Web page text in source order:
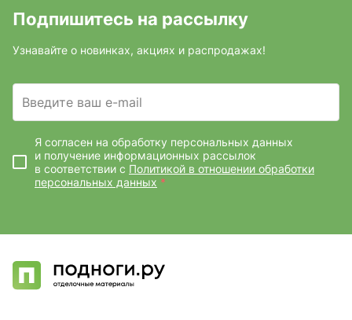
Подпишитесь на рассылку
Узнавайте о новинках, акциях и распродажах!
Введите ваш e-mail
Я согласен на обработку персональных данных
и получение информационных рассылок
в соответствии с Политикой в отношении обработки
персональных данных *